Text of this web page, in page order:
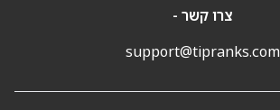
צרו קשר -
support@tipranks.com